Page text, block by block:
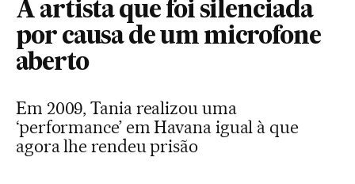
A artista que foi silenciada
por causa de um microfone
aberto
Em 2009, Tania realizou uma
‘performance’ em Havana igual à que
agora lhe rendeu prisão